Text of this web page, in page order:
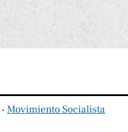
‧ Movimiento Socialista